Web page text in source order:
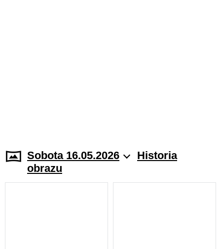
Sobota 16.05.2026
Historia
obrazu